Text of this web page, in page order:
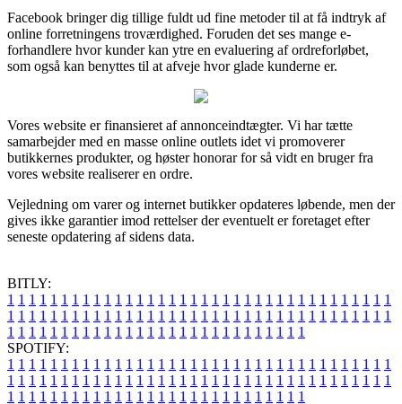
Facebook bringer dig tillige fuldt ud fine metoder til at få indtryk af
online forretningens troværdighed. Foruden det ses mange e-
forhandlere hvor kunder kan ytre en evaluering af ordreforløbet,
som også kan benyttes til at afveje hvor glade kunderne er.
Vores website er finansieret af annonceindtægter. Vi har tætte
samarbejder med en masse online outlets idet vi promoverer
butikkernes produkter, og høster honorar for så vidt en bruger fra
vores website realiserer en ordre.
Vejledning om varer og internet butikker opdateres løbende, men der
gives ikke garantier imod rettelser der eventuelt er foretaget efter
seneste opdatering af sidens data.
BITLY:
1 1 1 1 1 1 1 1 1 1 1 1 1 1 1 1 1 1 1 1 1 1 1 1 1 1 1 1 1 1 1 1 1 1 1 1
1 1 1 1 1 1 1 1 1 1 1 1 1 1 1 1 1 1 1 1 1 1 1 1 1 1 1 1 1 1 1 1 1 1 1 1
1 1 1 1 1 1 1 1 1 1 1 1 1 1 1 1 1 1 1 1 1 1 1 1 1 1 1 1
SPOTIFY:
1 1 1 1 1 1 1 1 1 1 1 1 1 1 1 1 1 1 1 1 1 1 1 1 1 1 1 1 1 1 1 1 1 1 1 1
1 1 1 1 1 1 1 1 1 1 1 1 1 1 1 1 1 1 1 1 1 1 1 1 1 1 1 1 1 1 1 1 1 1 1 1
1 1 1 1 1 1 1 1 1 1 1 1 1 1 1 1 1 1 1 1 1 1 1 1 1 1 1 1